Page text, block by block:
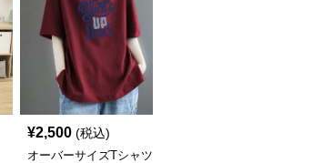
¥2,500 (税込)
オーバーサイズTシャツ